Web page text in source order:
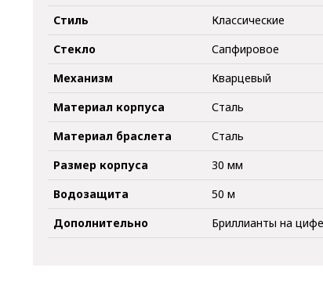
Стиль
Классические
Стекло
Сапфировое
Механизм
Кварцевый
Материал корпуса
Сталь
Материал браслета
Сталь
Размер корпуса
30 мм
Водозащита
50 м
Дополнительно
Бриллианты на